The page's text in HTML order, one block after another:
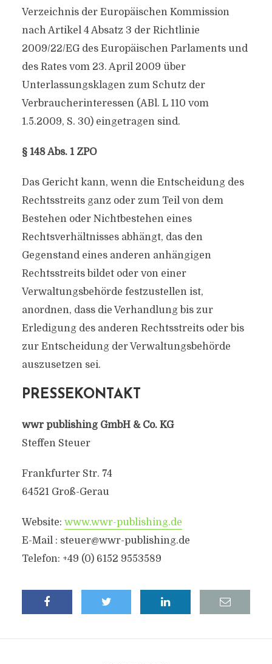
Verzeichnis der Europäischen Kommission
nach Artikel 4 Absatz 3 der Richtlinie
2009/22/EG des Europäischen Parlaments und
des Rates vom 23. April 2009 über
Unterlassungsklagen zum Schutz der
Verbraucherinteressen (ABl. L 110 vom
1.5.2009, S. 30) eingetragen sind.
§ 148 Abs. 1 ZPO
Das Gericht kann, wenn die Entscheidung des
Rechtsstreits ganz oder zum Teil von dem
Bestehen oder Nichtbestehen eines
Rechtsverhältnisses abhängt, das den
Gegenstand eines anderen anhängigen
Rechtsstreits bildet oder von einer
Verwaltungsbehörde festzustellen ist,
anordnen, dass die Verhandlung bis zur
Erledigung des anderen Rechtsstreits oder bis
zur Entscheidung der Verwaltungsbehörde
auszusetzen sei.
PRESSEKONTAKT
wwr publishing GmbH & Co. KG
Steffen Steuer
Frankfurter Str. 74
64521 Groß-Gerau
Website: www.wwr-publishing.de
E-Mail : steuer@wwr-publishing.de
Telefon: +49 (0) 6152 9553589